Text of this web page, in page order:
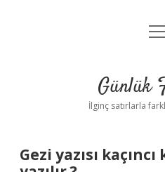
Yasal
Günlük
İlginç satırlarla
Gezi yazısı